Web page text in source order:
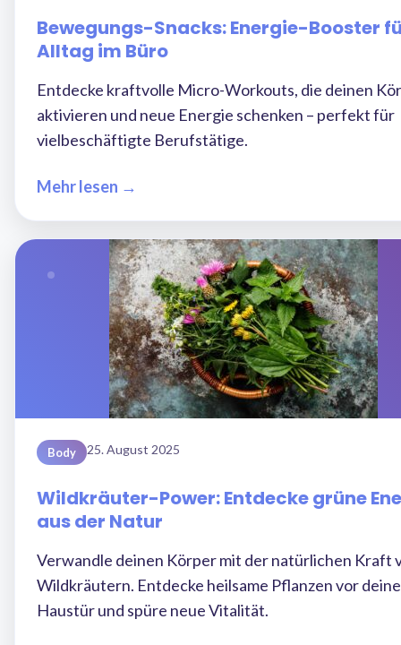
Bewegungs-Snacks: Energie-Booster
Alltag im Büro
Entdecke kraftvolle Micro-Workouts, die deinen
aktivieren und neue Energie schenken – perfekt für
vielbeschäftigte Berufstätige.
Mehr lesen →
Body 25. August 2025
Wildkräuter-Power: Entdecke grüne
aus der Natur
Verwandle deinen Körper mit der natürlichen Kraft
Wildkräutern. Entdecke heilsame Pflanzen vor
Haustür und spüre neue Vitalität.